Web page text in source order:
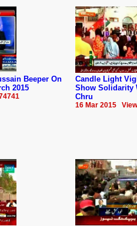
Beeper On
2015
Candle Light
Show Solidarity
Chru
16 Mar 2015